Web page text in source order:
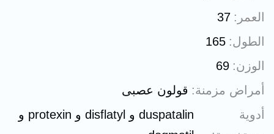
العمر
37
الطول 165
الوزن 69
أمراض مزمنة
قولون عصبى
أدوية
duspatalin و disflatyl و protexin و